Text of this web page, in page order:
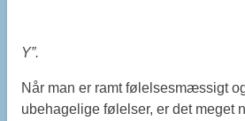
Y”.
Når man er ramt følelsesmæssigt
ubehagelige følelser, er det meget